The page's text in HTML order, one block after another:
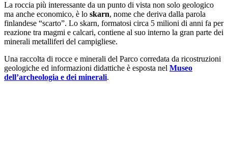
La roccia più interessante da un punto di vista non solo geologico
ma anche economico, è lo skarn, nome che deriva dalla parola
finlandese “scarto”. Lo skarn, formatosi circa 5 milioni di anni fa per
reazione tra magmi e calcari, contiene al suo interno la gran parte dei
minerali metalliferi del campigliese.
Una raccolta di rocce e minerali del Parco corredata da ricostruzioni
geologiche ed informazioni didattiche è esposta nel Museo
dell’archeologia e dei minerali.